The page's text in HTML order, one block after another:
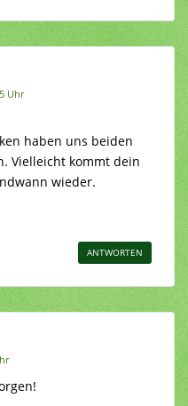
Uhr
haben uns beiden
Vielleicht kommt dein
wieder.
ANTWORTEN